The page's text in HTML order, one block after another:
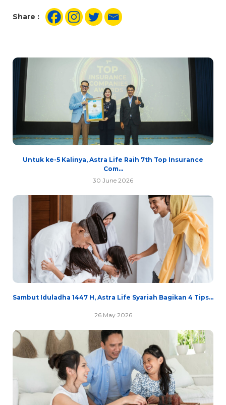
Share :
Untuk ke-5 Kalinya, Astra Life Raih 7th Top Insurance
Com...
30 June 2026
Sambut Iduladha 1447 H, Astra Life Syariah Bagikan 4 Tips...
26 May 2026